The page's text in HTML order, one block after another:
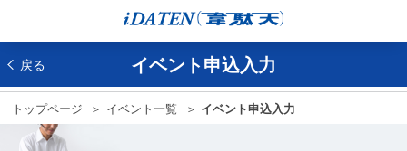
戻る イベント申込入力
トップページ イベント一覧 イベント申込入力